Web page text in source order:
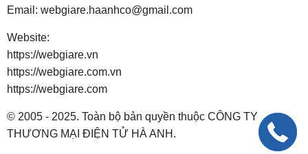
Email: webgiare.haanhco@gmail.com
Website:
https://webgiare.vn
https://webgiare.com.vn
https://webgiare.com
© 2005 - 2025. Toàn bộ bản quyền thuộc CÔNG TY
THƯƠNG MẠI ĐIỆN TỬ HÀ ANH.